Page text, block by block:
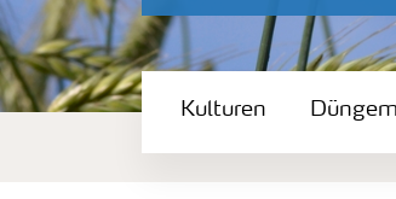
Kulturen
Kulturen